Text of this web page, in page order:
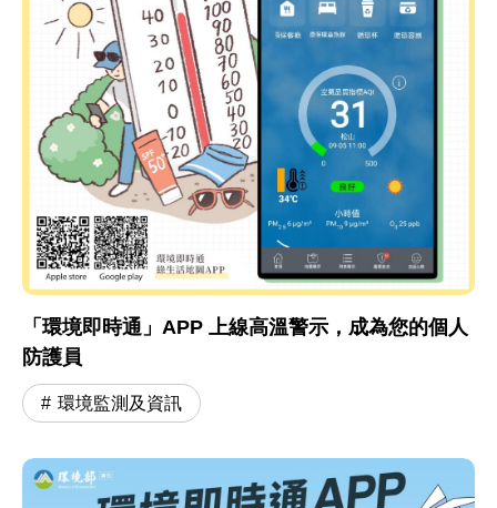
「環境即時通」APP 上線高溫警示，成為您的個人
防護員
環境監測及資訊